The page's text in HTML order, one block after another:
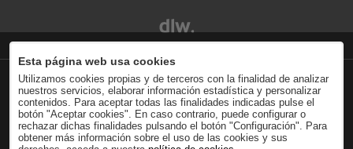
Esta página web usa cookies
Utilizamos cookies propias y de terceros con la finalidad de analizar
nuestros servicios, elaborar información estadística y personalizar
contenidos. Para aceptar todas las finalidades indicadas pulse el
botón "Aceptar cookies". En caso contrario, puede configurar o
rechazar dichas finalidades pulsando el botón "Configuración". Para
obtener más información sobre el uso de las cookies y sus